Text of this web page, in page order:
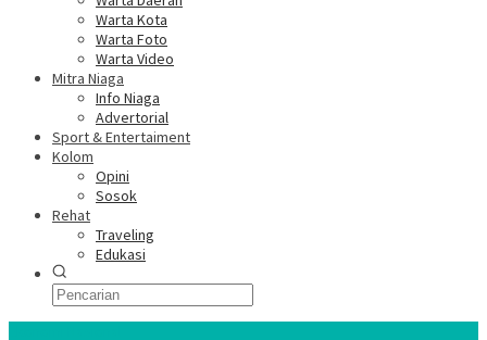
Warta Kota
Warta Foto
Warta Video
Mitra Niaga
Info Niaga
Advertorial
Sport & Entertaiment
Kolom
Opini
Sosok
Rehat
Traveling
Edukasi